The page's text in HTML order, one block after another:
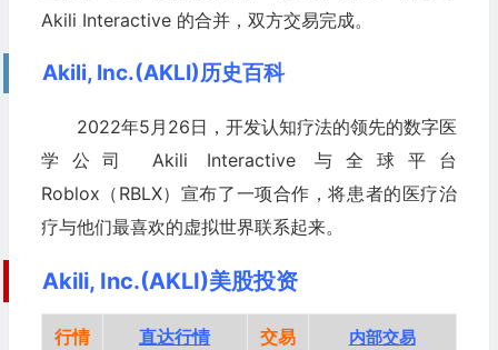
Akili Interactive 的合并，双方交易完成。
Akili, Inc.(AKLI)历史百科
2022年5月26日，开发认知疗法的领先的数字医
学公司 Akili Interactive 与全球平台
Roblox（RBLX）宣布了一项合作，将患者的医疗治
疗与他们最喜欢的虚拟世界联系起来。
Akili, Inc.(AKLI)美股投资
行情 直达行情 交易 内部交易